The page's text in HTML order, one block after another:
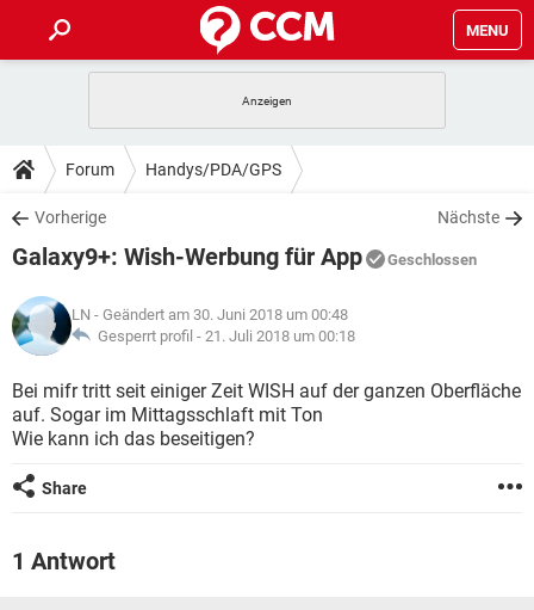
MENU
ANDROID IOS
WINDOWS 10
WHATSAPP TIKTOK
FACEBOOK
TIPPS & TRICKS
SPIELE STREAMING
WHATSAPP TIKTOK
FACEBOOK
DOWNLOADS
SPIELE STREAMING
ANDROID
WINDOWS 10 INSTAGRAM
WHATSAPP TIKTOK
FACEBOOK HARDWARE
SPIELE STREAMING
ANDROID
WINDOWS 10 INSTAGRAM
WHATSAPP
FACEBOOK
LEXIKON
SPIELE STREAMING
ANDROID IOS
WHATSAPP
Forum Handys/PDA/GPS
Vorherige Nächste
Galaxy9+: Wish-Werbung für App Geschlossen
LN - Geändert am 30. Juni 2018 um 00:48
Gesperrt profil - 21. Juli 2018 um 00:18
Bei mifr tritt seit einiger Zeit WISH auf der ganzen Oberfläche
auf. Sogar im Mittagsschlaft mit Ton
Wie kann ich das beseitigen?
Share
1 Antwort